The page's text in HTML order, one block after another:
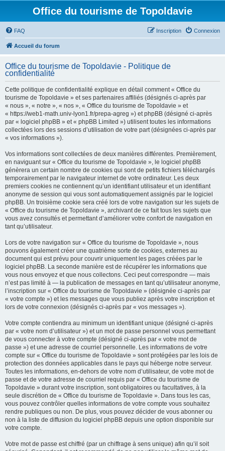
Office du tourisme de Topoldavie
FAQ Connexion
Inscription
Accueil du forum
Office du tourisme de Topoldavie - Politique de
confidentialité
Cette politique de confidentialité explique en détail comment « Office du
tourisme de Topoldavie » et ses partenaires affiliés (désignés ci-après par
« nous », « notre », « nos », « Office du tourisme de Topoldavie » et
« https://web1-math.univ-lyon1.fr/prepa-agreg ») et phpBB (désigné ci-après
par « logiciel phpBB » et « phpBB Limited ») utilisent toutes les informations
collectées lors des sessions d’utilisation de votre part (désignées ci-après par
« vos informations »).
Vos informations sont collectées de deux manières différentes. Premièrement,
en naviguant sur « Office du tourisme de Topoldavie », le logiciel phpBB
génèrera un certain nombre de cookies qui sont de petits fichiers téléchargés
temporairement par le navigateur internet de votre ordinateur. Les deux
premiers cookies ne contiennent qu’un identifiant utilisateur et un identifiant
anonyme de session qui vous sont automatiquement assignés par le logiciel
phpBB. Un troisième cookie sera créé lors de votre navigation sur les sujets de
« Office du tourisme de Topoldavie », archivant de ce fait tous les sujets que
vous avez consultés et permettant d’améliorer votre confort de navigation en
tant qu’utilisateur.
Lors de votre navigation sur « Office du tourisme de Topoldavie », nous
pouvons également créer une quatrième sorte de cookies, externes au
document qui est prévu pour couvrir uniquement les pages créées par le
logiciel phpBB. La seconde manière est de récupérer les informations que
vous nous envoyez et que nous collectons. Ceci peut correspondre — mais
n’est pas limité à — la publication de messages en tant qu’utilisateur anonyme,
l’inscription sur « Office du tourisme de Topoldavie » (désignée ci-après par
« votre compte ») et les messages que vous publiez après votre inscription et
lors de votre connexion (désignés ci-après par « vos messages »).
Votre compte contiendra au minimum un identifiant unique (désigné ci-après
par « votre nom d’utilisateur ») et un mot de passe personnel vous permettant
de vous connecter à votre compte (désigné ci-après par « votre mot de
passe ») et une adresse de courriel personnelle. Les informations de votre
compte sur « Office du tourisme de Topoldavie » sont protégées par les lois de
protection des données applicables dans le pays qui héberge notre serveur.
Toutes les informations, en-dehors de votre nom d’utilisateur, de votre mot de
passe et de votre adresse de courriel requis par « Office du tourisme de
Topoldavie » durant votre inscription, sont obligatoires ou facultatives, à la
seule discrétion de « Office du tourisme de Topoldavie ». Dans tous les cas,
vous pouvez contrôler quelles informations de votre compte vous souhaitez
rendre publiques ou non. De plus, vous pouvez décider de vous abonner ou
non à la liste de diffusion du logiciel phpBB depuis une option disponible sur
votre compte.
Votre mot de passe est chiffré (par un chiffrage à sens unique) afin qu’il soit